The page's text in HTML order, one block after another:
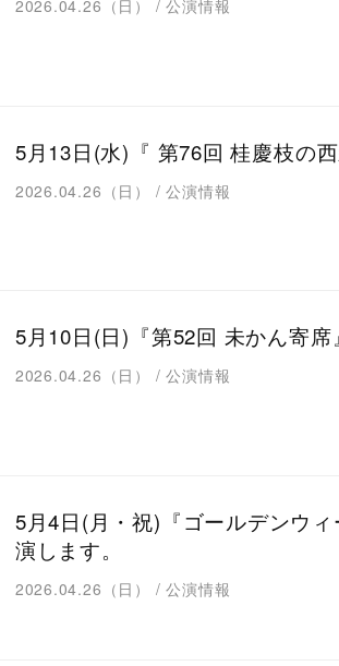
2026.04.26（日） /公演情報
5月13日(水)『 第76回 桂慶枝の
2026.04.26（日） /公演情報
5月10日(日)『第52回 未かん寄席
2026.04.26（日） /公演情報
5月4日(月・祝)『ゴールデンウ
演します。
2026.04.26（日） /公演情報